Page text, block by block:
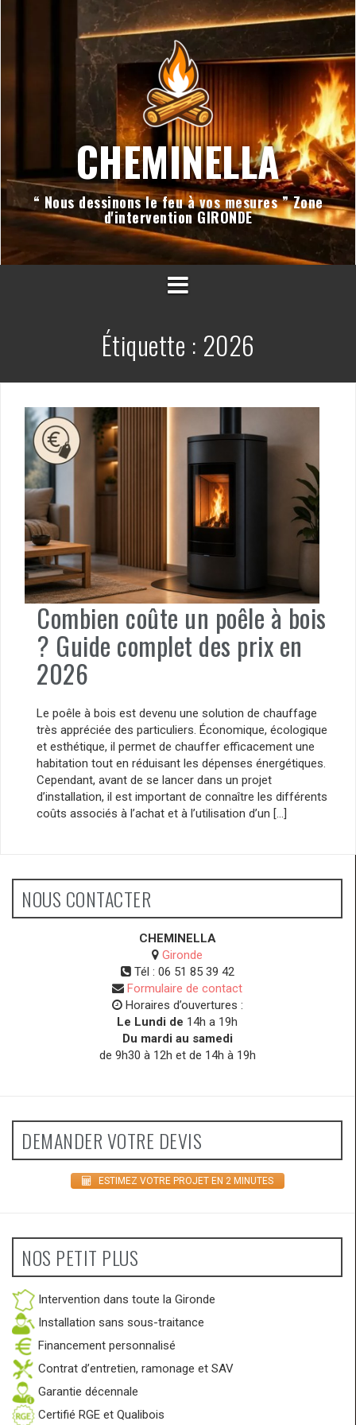
CHEMINELLA
“ Nous dessinons le feu à vos mesures ” Zone
d'intervention GIRONDE
Étiquette : 2026
Combien coûte un poêle à bois
? Guide complet des prix en
2026
Le poêle à bois est devenu une solution de chauffage
très appréciée des particuliers. Économique, écologique
et esthétique, il permet de chauffer efficacement une
habitation tout en réduisant les dépenses énergétiques.
Cependant, avant de se lancer dans un projet
d’installation, il est important de connaître les différents
coûts associés à l’achat et à l’utilisation d’un […]
NOUS CONTACTER
CHEMINELLA
Gironde
Tél : 06 51 85 39 42
Formulaire de contact
Horaires d’ouvertures :
Le Lundi de 14h a 19h
Du mardi au samedi
de 9h30 à 12h et de 14h à 19h
DEMANDER VOTRE DEVIS
ESTIMEZ VOTRE PROJET EN 2 MINUTES
NOS PETIT PLUS
Intervention dans toute la Gironde
Installation sans sous-traitance
Financement personnalisé
Contrat d’entretien, ramonage et SAV
Garantie décennale
Certifié RGE et Qualibois